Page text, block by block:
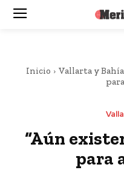
Inicio Vallarta y Bahía
“Aún
para